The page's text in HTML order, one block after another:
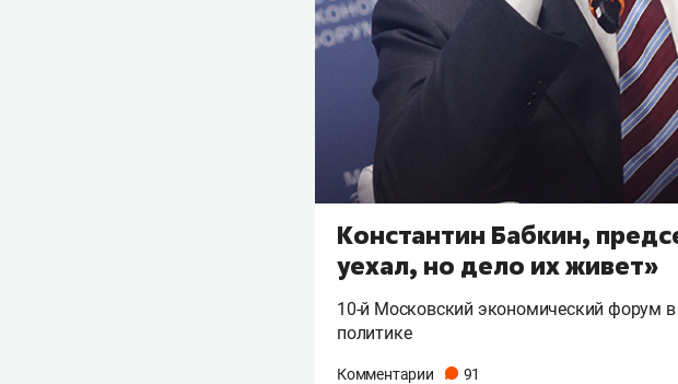
Константин Бабкин,
уехал, но дело их живет»
10-й Московский экономический форум
политике
Комментарии 91